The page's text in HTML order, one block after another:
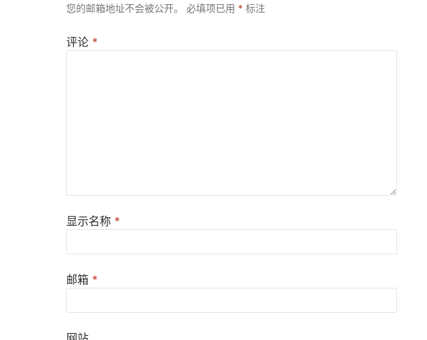
您的邮箱地址不会被公开。 必填项已用 * 标注
评论 *
显示名称 *
邮箱 *